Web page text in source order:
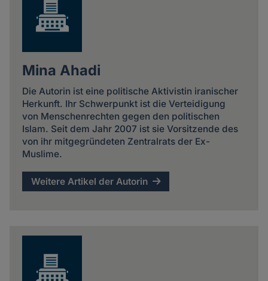
Mina Ahadi
Die Autorin ist eine politische Aktivistin iranischer
Herkunft. Ihr Schwerpunkt ist die Verteidigung
von Menschenrechten gegen den politischen
Islam. Seit dem Jahr 2007 ist sie Vorsitzende des
von ihr mitgegründeten Zentralrats der Ex-
Muslime.
Weitere Artikel der Autorin